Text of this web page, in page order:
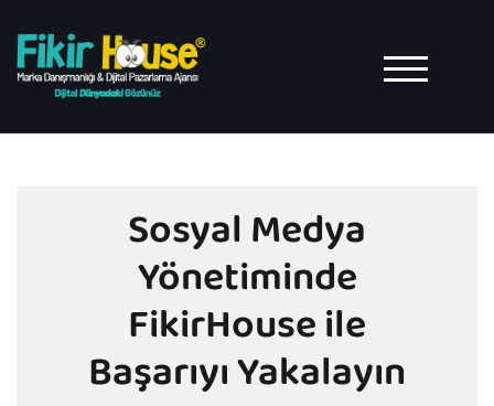
content
TOGGLE
Sosyal Medya
Yönetiminde
FikirHouse ile
Başarıyı Yakalayın